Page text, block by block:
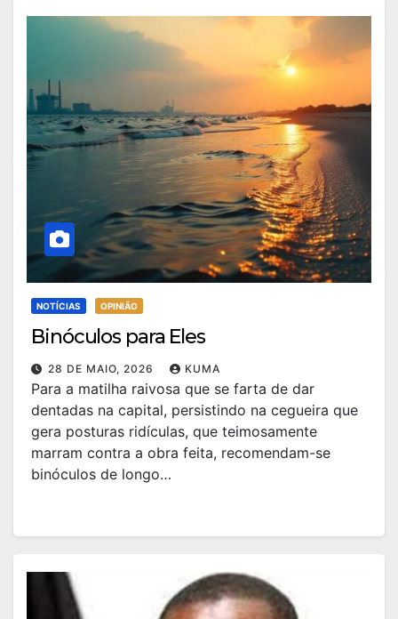
NOTÍCIAS OPINIÃO
Binóculos para Eles
28 DE MAIO, 2026 KUMA
Para a matilha raivosa que se farta de dar
dentadas na capital, persistindo na cegueira que
gera posturas ridículas, que teimosamente
marram contra a obra feita, recomendam-se
binóculos de longo…